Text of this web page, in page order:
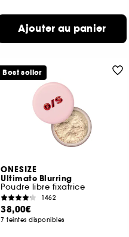
Ajouter au panier
ONESIZE
Ultimate Blurring
Poudre libre fixatrice
1462
38,00€
7 teintes disponibles
Best seller